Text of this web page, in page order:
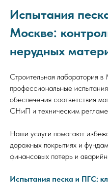
Испытания
Москве:
нерудных
Строительная лаборатория
профессиональные
обеспечения соответствия
СНиП и техническим
Наши услуги помогают
дорожных покрытиях и
финансовых потерь и
Испытания песка и ПГС: